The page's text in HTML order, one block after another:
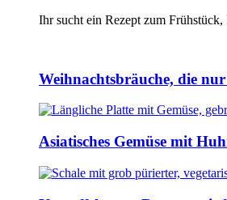
Ihr sucht ein Rezept zum
Weihnachtsbräuche, die
Asiatisches Gemüse mit